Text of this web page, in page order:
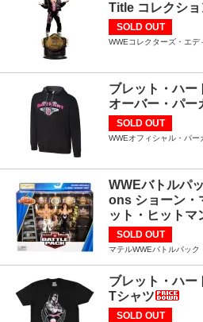
Title コレクシ
SOLD OUT
WWEコレクターズ・エ
ブレット・ハ
オーバー・パー
SOLD OUT
WWEオフィシャル・パー
WWEバトルパ
ons ショーン・
ット・ヒットマ
SOLD OUT
マテルWWEバトルパック
ブレット・ハ
Tシャツ
SOLD OUT